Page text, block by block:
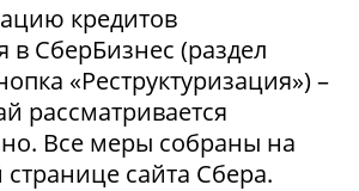
кредитов
СберБизнес (раздел
«Реструктуризация») –
рассматривается
Все меры собраны на
сайта Сбера.